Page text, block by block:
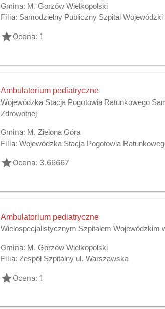
Gmina: M. Gorzów Wielkopolski
Filia: Samodzielny Publiczny Szpital Wojewódzki
gradeOcena: 1
Ambulatorium pediatryczne
Wojewódzka Stacja Pogotowia Ratunkowego
Zdrowotnej
Gmina: M. Zielona Góra
Filia: Wojewódzka Stacja Pogotowia
gradeOcena: 3.66667
Ambulatorium pediatryczne
Wielospecjalistycznym Szpitalem Wojewódzkim
Gmina: M. Gorzów Wielkopolski
Filia: Zespół Szpitalny ul. Warszawska
gradeOcena: 1